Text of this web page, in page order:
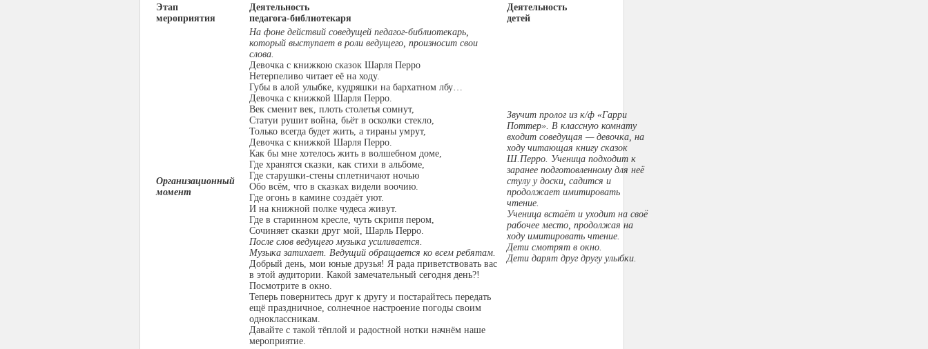
Этап
мероприятия
Деятельность
педагога-библиотекаря
Деятельность
детей
Организационный
момент
На фоне действий соведущей педагог-библиотекарь,
который выступает в роли ведущего, произносит свои
слова.
Девочка с книжкою сказок Шарля Перро
Нетерпеливо читает её на ходу.
Губы в алой улыбке, кудряшки на бархатном лбу…
Девочка с книжкой Шарля Перро.
Век сменит век, плоть столетья сомнут,
Статуи рушит война, бьёт в осколки стекло,
Только всегда будет жить, а тираны умрут,
Девочка с книжкой Шарля Перро.
Как бы мне хотелось жить в волшебном доме,
Где хранятся сказки, как стихи в альбоме,
Где старушки-стены сплетничают ночью
Обо всём, что в сказках видели воочию.
Где огонь в камине создаёт уют.
И на книжной полке чудеса живут.
Где в старинном кресле, чуть скрипя пером,
Сочиняет сказки друг мой, Шарль Перро.
После слов ведущего музыка усиливается.
Музыка затихает. Ведущий обращается ко всем ребятам.
Добрый день, мои юные друзья! Я рада приветствовать вас
в этой аудитории. Какой замечательный сегодня день?!
Посмотрите в окно.
Теперь повернитесь друг к другу и постарайтесь передать
ещё праздничное, солнечное настроение погоды своим
одноклассникам.
Давайте с такой тёплой и радостной нотки начнём наше
мероприятие.
Звучит пролог из к/ф «Гарри
Поттер». В классную комнату
входит соведущая — девочка, на
ходу читающая книгу сказок
Ш.Перро. Ученица подходит к
заранее подготовленному для неё
стулу у доски, садится и
продолжает имитировать
чтение.
Ученица встаёт и уходит на своё
рабочее место, продолжая на
ходу имитировать чтение.
Дети смотрят в окно.
Дети дарят друг другу улыбки.